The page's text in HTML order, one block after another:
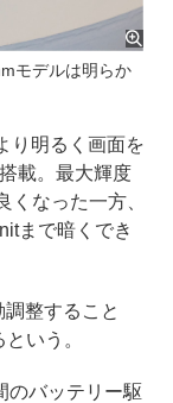
モデルは明らか
り明るく画面を
載。最大輝度
なった一方、
まで暗くでき
整すること
いう。
バッテリー駆